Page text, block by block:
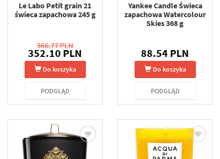
Le Labo Petit grain 21
świeca zapachowa 245 g
366.77 PLN
352.10 PLN
Do koszyka
PODGLĄD
Yankee Candle Świeca
zapachowa Watercolour
Skies 368 g
88.54 PLN
Do koszyka
PODGLĄD